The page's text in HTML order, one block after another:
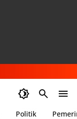
Politik